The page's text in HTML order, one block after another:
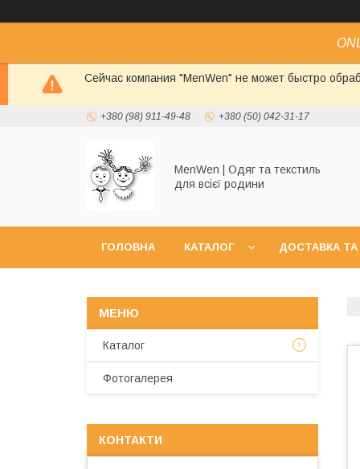
Сейчас компания "MenWen" не может быстро
+380 (98) 911-49-48 +380 (50) 042-31-17
MenWen | Одяг та текстиль
для всієї родини
ГОЛОВНА КАТАЛОГ ДОСТАВКА
Каталог
Фотогалерея
КОНТАКТИ